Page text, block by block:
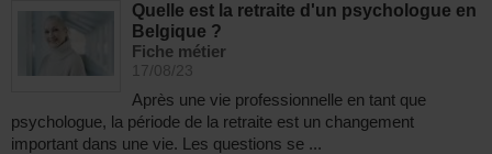
Quelle est la retraite d'un psychologue en
Belgique ?
Fiche métier
17/08/23
Après une vie professionnelle en tant que
psychologue, la période de la retraite est un changement
important dans une vie. Les questions se ...